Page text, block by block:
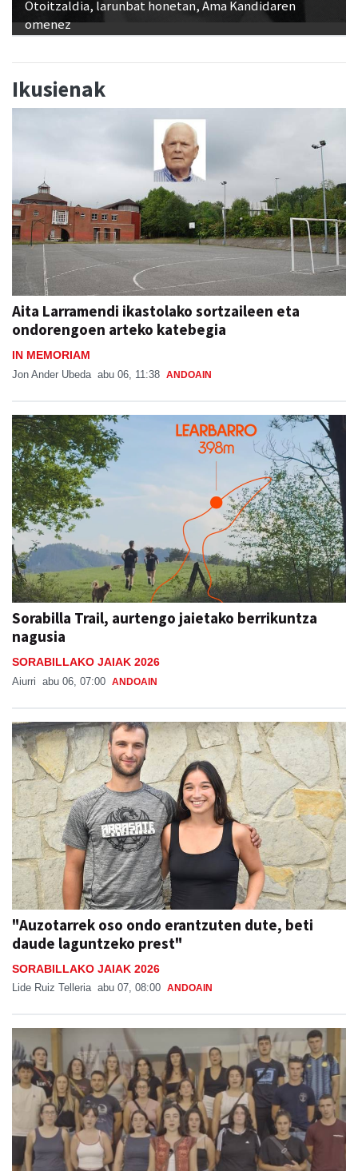
Otoitzaldia, larunbat honetan, Ama Kandidaren
omenez
Ikusienak
Aita Larramendi ikastolako sortzaileen eta
ondorengoen arteko katebegia
IN MEMORIAM
Jon Ander Ubeda abu 06, 11:38 ANDOAIN
Sorabilla Trail, aurtengo jaietako berrikuntza
nagusia
SORABILLAKO JAIAK 2026
Aiurri abu 06, 07:00 ANDOAIN
"Auzotarrek oso ondo erantzuten dute, beti
daude laguntzeko prest"
SORABILLAKO JAIAK 2026
Lide Ruiz Telleria abu 07, 08:00 ANDOAIN